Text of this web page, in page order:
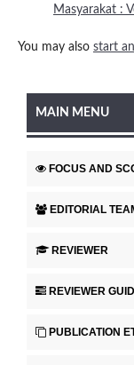
Masyarakat :
You may also start
MAIN MENU
FOCUS AND
EDITORIAL
REVIEWER
REVIEWER
PUBLICATION